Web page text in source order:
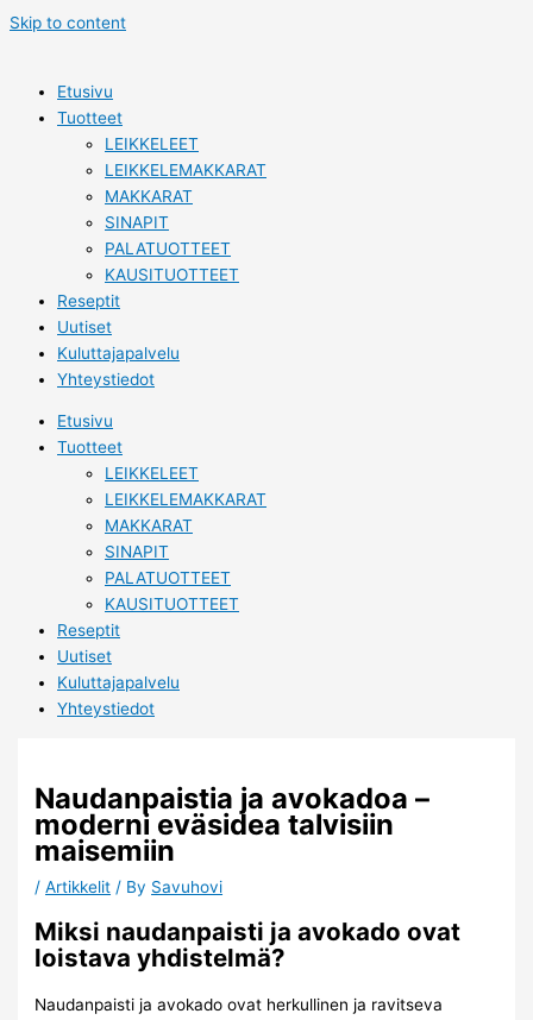
Skip to content
Etusivu
Tuotteet
LEIKKELEET
LEIKKELEMAKKARAT
MAKKARAT
SINAPIT
PALATUOTTEET
KAUSITUOTTEET
Reseptit
Uutiset
Kuluttajapalvelu
Yhteystiedot
Etusivu
Tuotteet
LEIKKELEET
LEIKKELEMAKKARAT
MAKKARAT
SINAPIT
PALATUOTTEET
KAUSITUOTTEET
Reseptit
Uutiset
Kuluttajapalvelu
Yhteystiedot
Naudanpaistia ja avokadoa –
moderni eväsidea talvisiin
maisemiin
/Artikkelit / By Savuhovi
Miksi naudanpaisti ja avokado ovat
loistava yhdistelmä?
Naudanpaisti ja avokado ovat herkullinen ja ravitseva